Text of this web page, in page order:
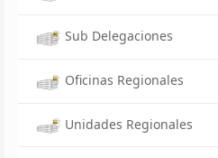
Sub Delegaciones
Oficinas Regionales
Unidades Regionales